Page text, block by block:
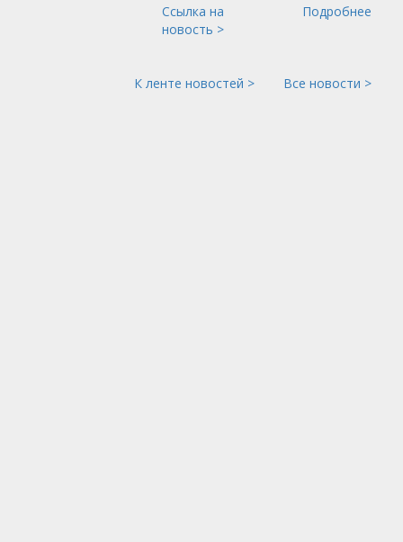
Ссылка на
новость >
Подробнее
К ленте новостей > Все новости >